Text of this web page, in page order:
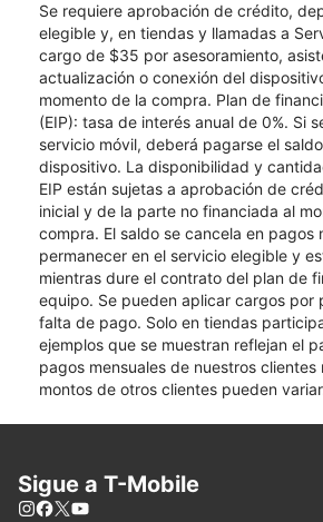
Se requiere aprobación de crédito,
elegible y, en tiendas y llamadas a
cargo de $35 por asesoramiento,
actualización o conexión del
momento de la compra. Plan de
(EIP): tasa de interés anual de 0%. Si
servicio móvil, deberá pagarse el
dispositivo. La disponibilidad y
EIP están sujetas a aprobación de
inicial y de la parte no financiada al
compra. El saldo se cancela en pagos
permanecer en el servicio elegible y
mientras dure el contrato del plan de
equipo. Se pueden aplicar cargos por
falta de pago. Solo en tiendas
ejemplos que se muestran reflejan el
pagos mensuales de nuestros clientes
montos de otros clientes pueden